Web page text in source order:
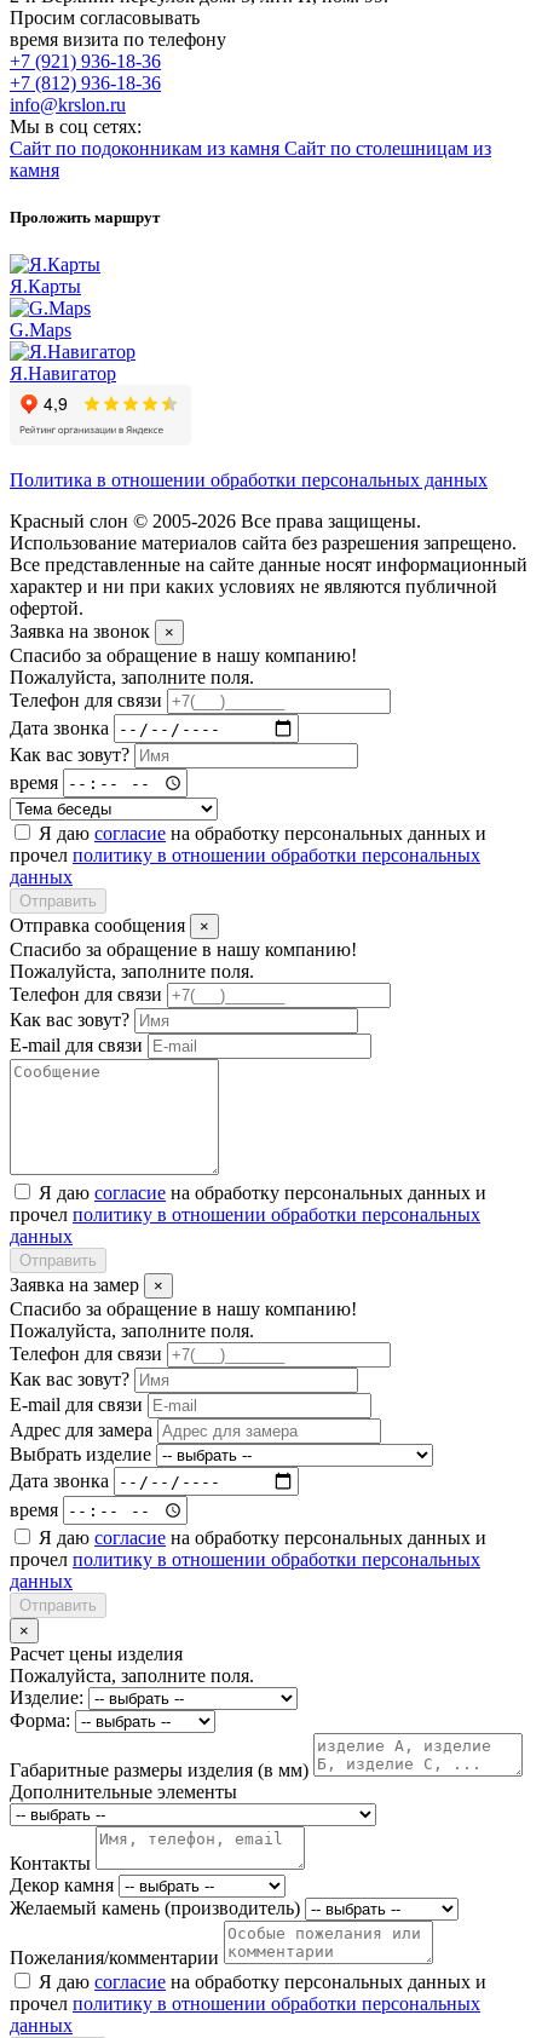
Просим согласовывать
время визита по телефону
+7 (921) 936-18-36
+7 (812) 936-18-36
info@krslon.ru
Мы в соц сетях:
Сайт по подоконникам из камня Сайт по столешницам из
камня
Проложить маршрут
Я.Карты
G.Maps
Я.Навигатор
Политика в отношении обработки персональных данных
Красный слон © 2005-2026 Все права защищены.
Использование материалов сайта без разрешения запрещено.
Все представленные на сайте данные носят информационный
характер и ни при каких условиях не являются публичной
офертой.
Заявка на звонок
×
Спасибо за обращение в нашу компанию!
Пожалуйста, заполните поля.
Телефон для связи
Дата звонка
Как вас зовут?
время
Я даю согласие на обработку персональных данных и
прочел политику в отношении обработки персональных
данных
Отправить
Отправка сообщения ×
Спасибо за обращение в нашу компанию!
Пожалуйста, заполните поля.
Телефон для связи
Как вас зовут?
E-mail для связи
Я даю согласие на обработку персональных данных и
прочел политику в отношении обработки персональных
данных
Отправить
Заявка на замер ×
Спасибо за обращение в нашу компанию!
Пожалуйста, заполните поля.
Телефон для связи
Как вас зовут?
E-mail для связи
Адрес для замера
Выбрать изделие
Дата звонка
время
Я даю согласие на обработку персональных данных и
прочел политику в отношении обработки персональных
данных
Отправить
×
Расчет цены изделия
Пожалуйста, заполните поля.
Изделие:
Форма:
Габаритные размеры изделия (в мм)
Дополнительные элементы
Контакты
Декор камня
Желаемый камень (производитель)
Пожелания/комментарии
Я даю согласие на обработку персональных данных и
прочел политику в отношении обработки персональных
данных